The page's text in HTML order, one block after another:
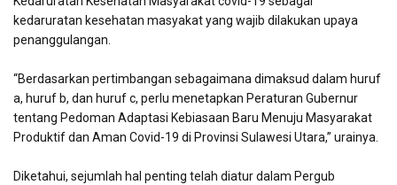
kedaruratan kesehatan masyakat yang wajib dilakukan upaya
penanggulangan.
“Berdasarkan pertimbangan sebagaimana dimaksud dalam huruf
a, huruf b, dan huruf c, perlu menetapkan Peraturan Gubernur
tentang Pedoman Adaptasi Kebiasaan Baru Menuju Masyarakat
Produktif dan Aman Covid-19 di Provinsi Sulawesi Utara,” urainya.
Diketahui, sejumlah hal penting telah diatur dalam Pergub